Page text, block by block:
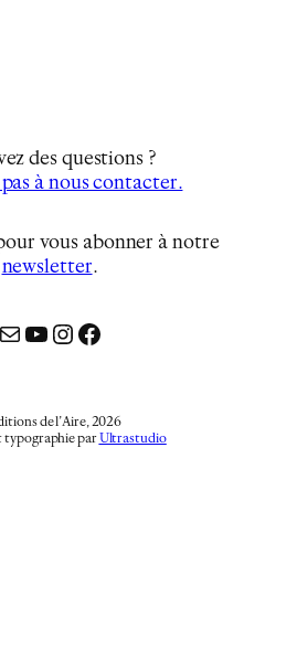
des questions ?
à nous contacter.
vous abonner à notre
newsletter…
MailYouTube
Instagram
Facebook
de l’Aire, 2026
typographie par Ultrastudio